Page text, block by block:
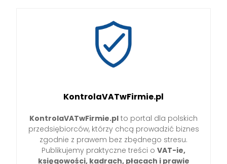
KontrolaVATwFirmie.pl
KontrolaVATwFirmie.pl to portal dla polskich
przedsiębiorców, którzy chcą prowadzić biznes
zgodnie z prawem bez zbędnego stresu.
Publikujemy praktyczne treści o VAT-ie,
księgowości, kadrach, płacach i prawie